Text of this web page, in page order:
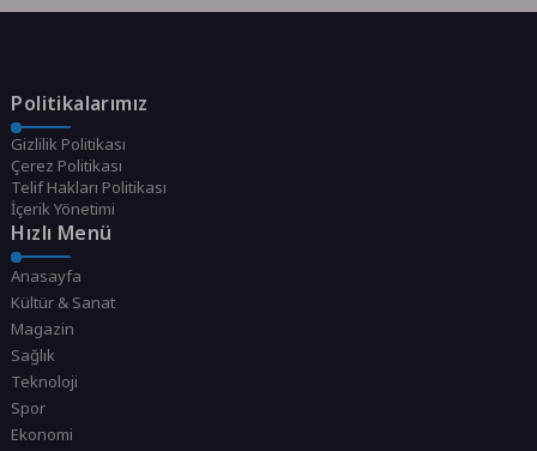
Politikalarımız
Gizlilik Politikası
Çerez Politikası
Telif Hakları Politikası
İçerik Yönetimi
Hızlı Menü
Anasayfa
Kültür & Sanat
Magazin
Sağlık
Teknoloji
Spor
Ekonomi